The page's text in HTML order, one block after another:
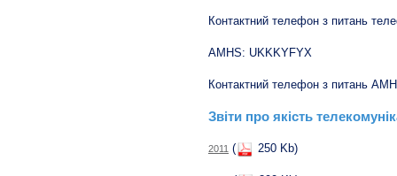
Контактний телефон з питань
AMHS: UKKKYFYX
Контактний телефон з питань
Звіти про якість
2011 ( 250 Kb)